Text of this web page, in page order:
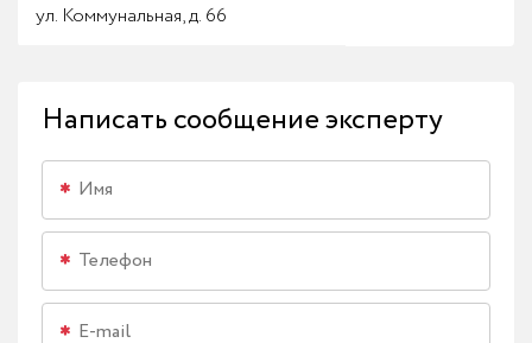
ул. Коммунальная, д. 66
Написать сообщение эксперту